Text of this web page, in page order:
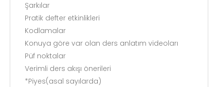
Şarkılar
Pratik defter etkinlikleri
Kodlamalar
Konuya göre var olan ders anlatım videoları
Püf noktalar
Verimli ders akışı önerileri
*Piyes(asal sayılarda)